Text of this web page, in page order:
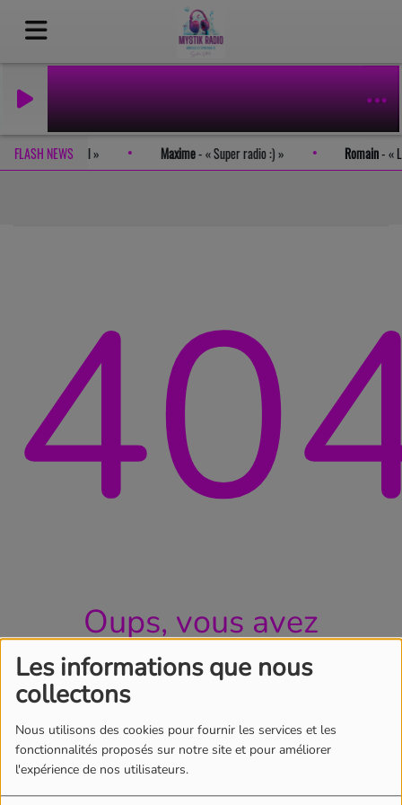
Les informations que nous
collectons
Nous utilisons des cookies pour fournir les services et les
fonctionnalités proposés sur notre site et pour améliorer
l'expérience de nos utilisateurs.
FLASH NEWS
simplement génial Maxime- Super radio :) Romain-
Oups, vous avez
rencontré une erreur.
Il semble que la page que vous recherchez n’existe